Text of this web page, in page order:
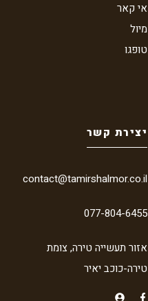
אי קאר
מיול
טופגו
יצירת קשר
contact@tamirshalmor.co.il
077-804-6455
אזור תעשייה טירה, צומת
טירה-כוכב יאיר